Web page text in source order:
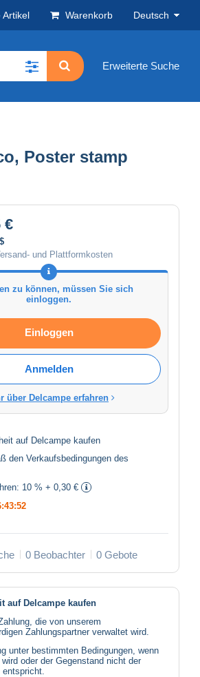
Artikel Warenkorb Deutsch
Erweiterte Suche
Poster stamp
€
und Plattformkosten
zu können, müssen Sie sich
einloggen.
Einloggen
Anmelden
über Delcampe erfahren
auf Delcampe kaufen
den Verkaufsbedingungen des
10 % + 0,30 €
0 Beobachter 0 Gebote
auf Delcampe kaufen
die von unserem
Zahlungspartner verwaltet wird.
unter bestimmten Bedingungen, wenn
oder der Gegenstand nicht der